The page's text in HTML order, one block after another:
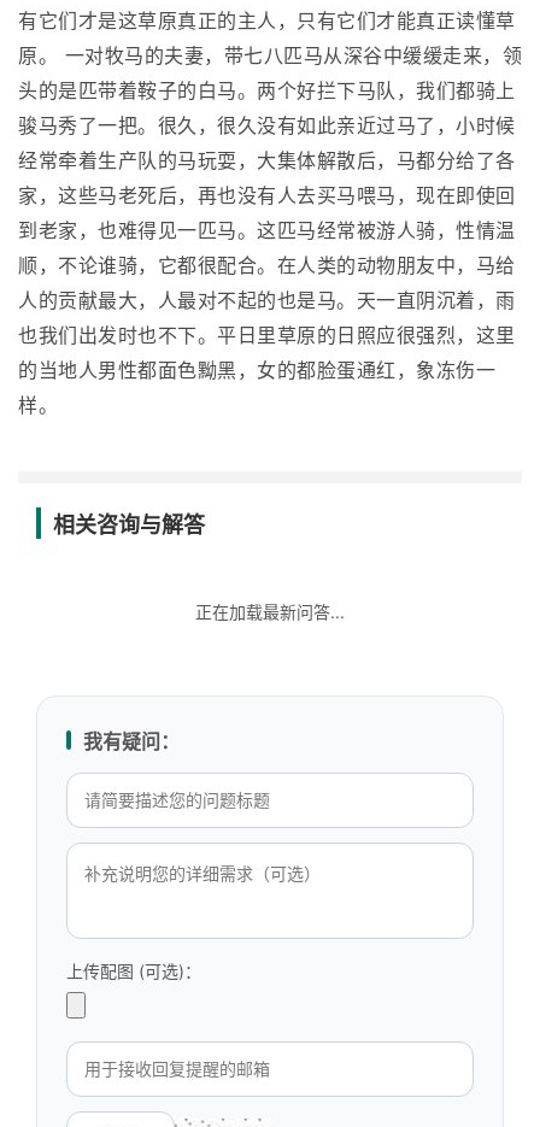
有它们才是这草原真正的主人，只有它们才能真正读懂草
原。 一对牧马的夫妻，带七八匹马从深谷中缓缓走来，领
头的是匹带着鞍子的白马。两个好拦下马队，我们都骑上
骏马秀了一把。很久，很久没有如此亲近过马了，小时候
经常牵着生产队的马玩耍，大集体解散后，马都分给了各
家，这些马老死后，再也没有人去买马喂马，现在即使回
到老家，也难得见一匹马。这匹马经常被游人骑，性情温
顺，不论谁骑，它都很配合。在人类的动物朋友中，马给
人的贡献最大，人最对不起的也是马。天一直阴沉着，雨
也我们出发时也不下。平日里草原的日照应很强烈，这里
的当地人男性都面色黝黑，女的都脸蛋通红，象冻伤一
样。
相关咨询与解答
正在加载最新问答...
我有疑问：
上传配图 (可选)：